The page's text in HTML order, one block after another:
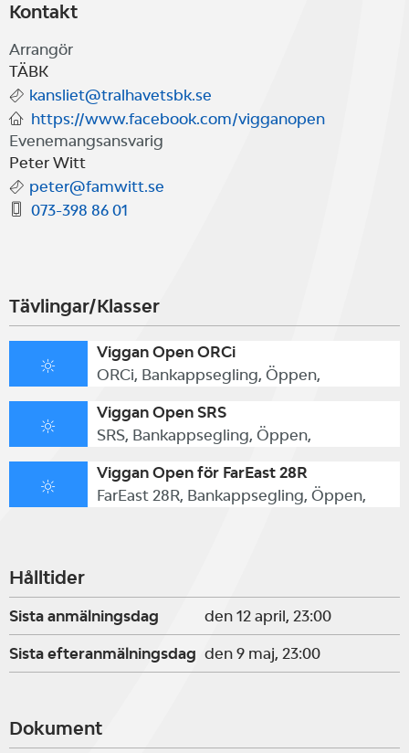
Kontakt
Arrangör
TÄBK
kansliet@tralhavetsbk.se
https://www.facebook.com/vigganopen
Evenemangsansvarig
Peter Witt
peter@famwitt.se
073-398 86 01
Tävlingar/Klasser
Viggan Open ORCi
ORCi, Bankappsegling, Öppen,
Viggan Open SRS
SRS, Bankappsegling, Öppen,
Viggan Open för FarEast 28R
FarEast 28R, Bankappsegling, Öppen,
Hålltider
Sista anmälningsdag den 12 april, 23:00
Sista efteranmälningsdag den 9 maj, 23:00
Dokument